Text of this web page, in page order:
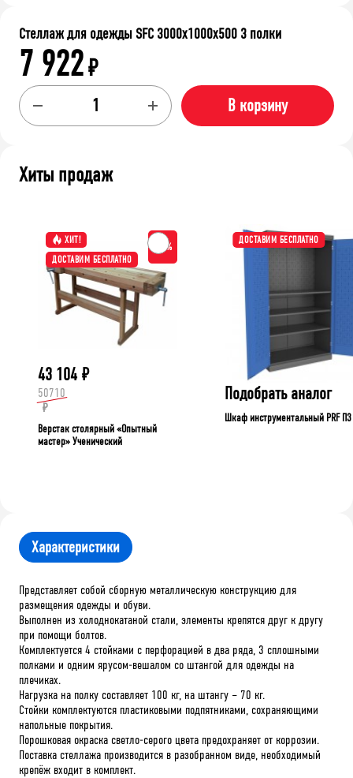
Стеллаж для одежды SFC 3000x1000x500 3 полки
7 922₽
В корзину
Хиты продаж
ХИТ!
ДОСТАВИМ БЕСПЛАТНО
-15%
43 104 ₽
50710
₽
Верстак столярный «Опытный
мастер» Ученический
ДОСТАВИМ БЕСПЛАТНО
Подобрать аналог
Шкаф инструментальный PRF П3
Характеристики
Представляет собой сборную металлическую конструкцию для
размещения одежды и обуви.
Выполнен из холоднокатаной стали, элементы крепятся друг к другу
при помощи болтов.
Комплектуется 4 стойками с перфорацией в два ряда, 3 сплошными
полками и одним ярусом-вешалом со штангой для одежды на
плечиках.
Нагрузка на полку составляет 100 кг, на штангу – 70 кг.
Стойки комплектуются пластиковыми подпятниками, сохраняющими
напольные покрытия.
Порошковая окраска светло-серого цвета предохраняет от коррозии.
Поставка стеллажа производится в разобранном виде, необходимый
крепёж входит в комплект.